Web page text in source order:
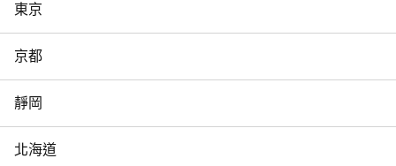
東京
京都
靜岡
北海道